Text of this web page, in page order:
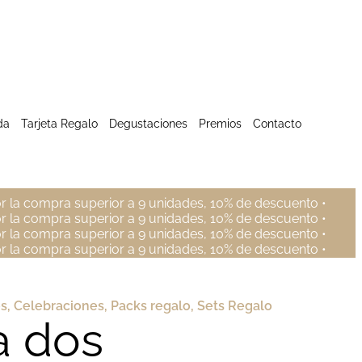
Tarjeta Regalo Degustaciones Premios Contacto
la compra superior a 9 unidades, 10% de descuento •
la compra superior a 9 unidades, 10% de descuento •
la compra superior a 9 unidades, 10% de descuento •
la compra superior a 9 unidades, 10% de descuento •
, Celebraciones, Packs regalo, Sets Regalo
dos